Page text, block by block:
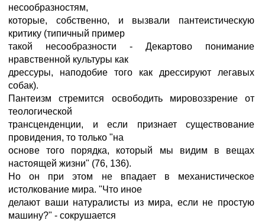
несообразностям,
которые, собственно, и вызвали пантеистическую
критику (типичный пример
такой несообразности - Декартово понимание
нравственной культуры как
дрессуры, наподобие того как дрессируют легавых
собак).
Пантеизм стремится освободить мировоззрение от
теологической
трансценденции, и если признает существование
провидения, то только "на
основе того порядка, который мы видим в вещах
настоящей жизни" (76, 136).
Но он при этом не впадает в механистическое
истолкование мира. "Что иное
делают ваши натуралисты из мира, если не простую
машину?" - сокрушается